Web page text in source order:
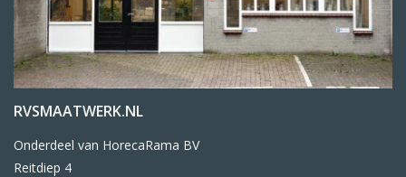
RVSMAATWERK.NL
Onderdeel van HorecaRama BV
Reitdiep 4